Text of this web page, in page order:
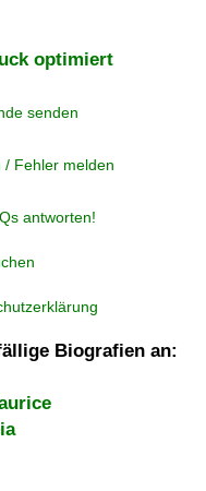
optimiert
senden
/ Fehler melden
antworten!
Biografien an: